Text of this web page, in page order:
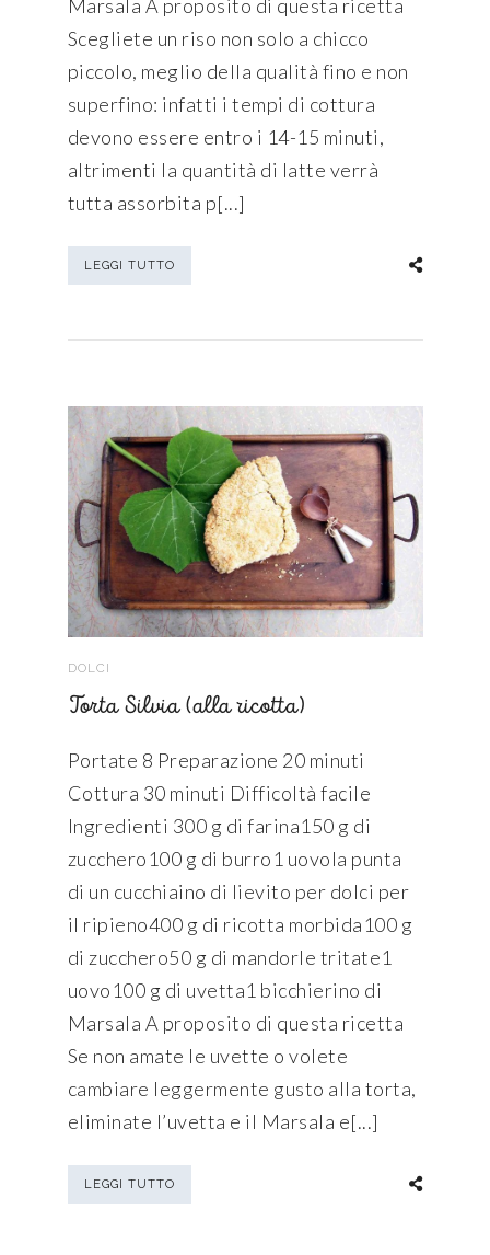
Marsala A proposito di questa ricetta
Scegliete un riso non solo a chicco
piccolo, meglio della qualità fino e non
superfino: infatti i tempi di cottura
devono essere entro i 14-15 minuti,
altrimenti la quantità di latte verrà
tutta assorbita p[...]
LEGGI TUTTO
DOLCI
Torta Silvia (alla ricotta)
Portate 8 Preparazione 20 minuti
Cottura 30 minuti Difficoltà facile
Ingredienti 300 g di farina150 g di
zucchero100 g di burro1 uovola punta
di un cucchiaino di lievito per dolci per
il ripieno400 g di ricotta morbida100 g
di zucchero50 g di mandorle tritate1
uovo100 g di uvetta1 bicchierino di
Marsala A proposito di questa ricetta
Se non amate le uvette o volete
cambiare leggermente gusto alla torta,
eliminate l’uvetta e il Marsala e[...]
LEGGI TUTTO